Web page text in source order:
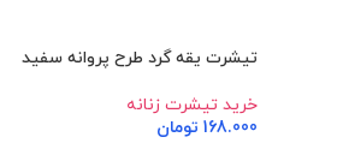
تیشرت یقه گرد طرح پروانه سفید
خرید تیشرت زنانه
168.000 تومان